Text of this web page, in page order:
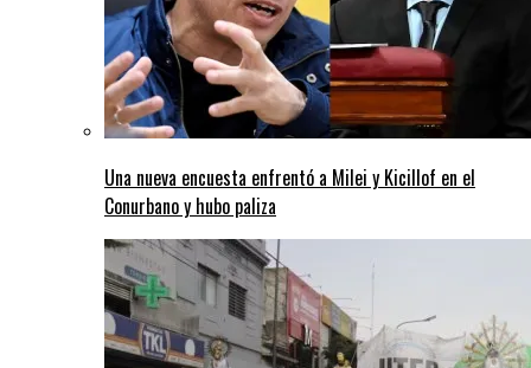
Una nueva encuesta enfrentó a Milei y Kicillof en el
Conurbano y hubo paliza